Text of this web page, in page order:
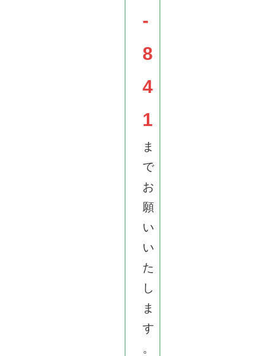
-
8
4
1
ま
で
お
願
い
い
た
し
ま
す
。